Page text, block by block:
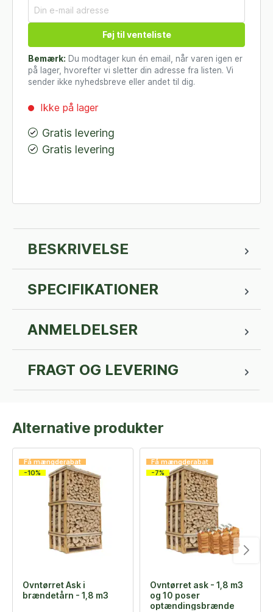
Føj til venteliste
Bemærk: Du modtager kun én email, når varen igen er
på lager, hvorefter vi sletter din adresse fra listen. Vi
sender ikke nyhedsbreve eller andet til dig.
Ikke på lager
Gratis levering
Gratis levering
BESKRIVELSE
SPECIFIKATIONER
ANMELDELSER
FRAGT OG LEVERING
Alternative produkter
Få mængderabat
-10%
Ovntørret Ask i
brændetårn - 1,8 m3
Få mængderabat
-7%
Ovntørret ask - 1,8 m3
og 10 poser
optændingsbrænde